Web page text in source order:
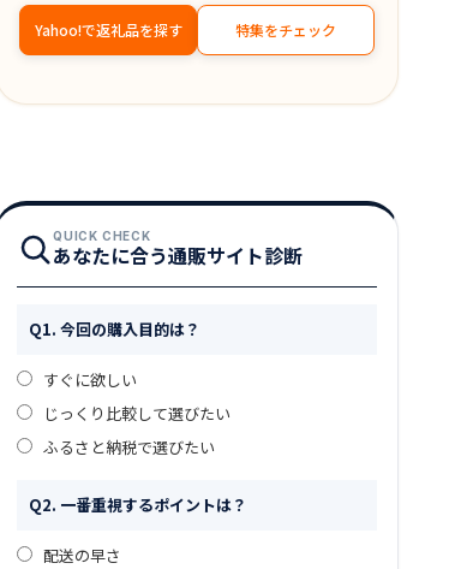
Yahoo!で返礼品を探す 特集をチェック
QUICK CHECK
あなたに合う通販サイト診断
Q1. 今回の購入目的は？
すぐに欲しい
じっくり比較して選びたい
ふるさと納税で選びたい
Q2. 一番重視するポイントは？
配送の早さ